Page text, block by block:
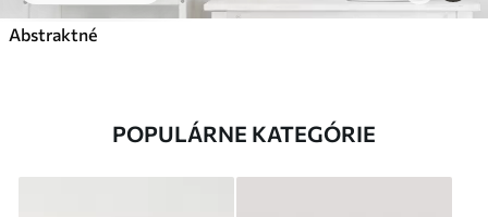
Abstraktné
POPULÁRNE KATEGÓRIE